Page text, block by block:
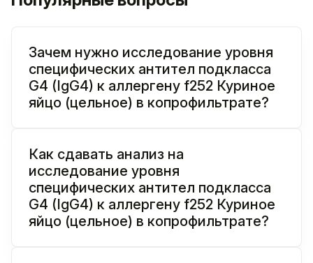
Зачем нужно исследование уровня
специфических антител подкласса
G4 (IgG4) к аллергену f252 Куриное
яйцо (цельное) в копрофильтрате?
Как сдавать анализ на
исследование уровня
специфических антител подкласса
G4 (IgG4) к аллергену f252 Куриное
яйцо (цельное) в копрофильтрате?